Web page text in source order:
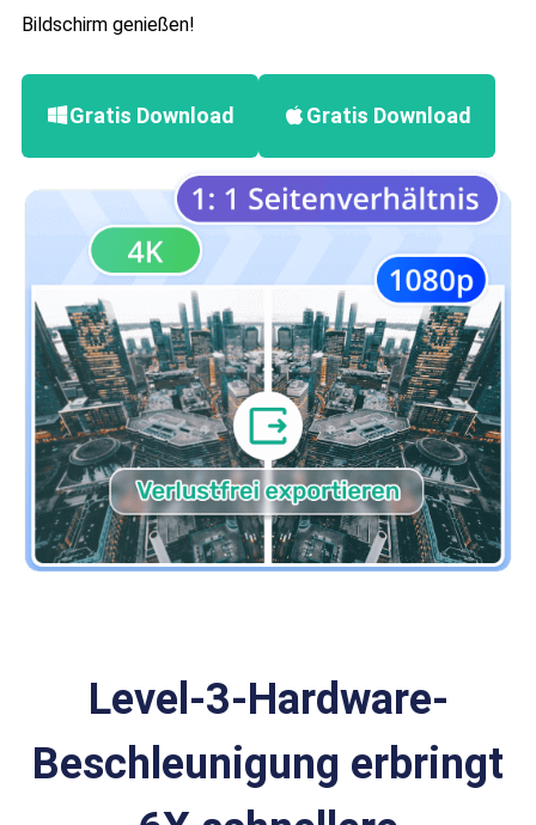
Bildschirm genießen!
Gratis Download Gratis Download
Level-3-Hardware-
Beschleunigung erbringt